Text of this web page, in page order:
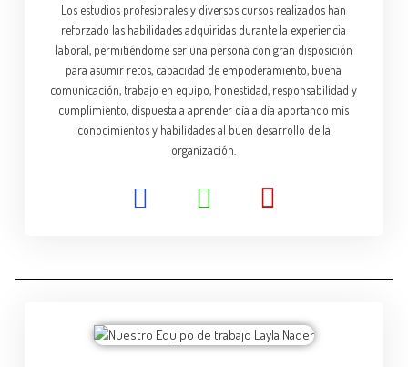
Los estudios profesionales y diversos cursos realizados han
reforzado las habilidades adquiridas durante la experiencia
laboral, permitiéndome ser una persona con gran disposición
para asumir retos, capacidad de empoderamiento, buena
comunicación, trabajo en equipo, honestidad, responsabilidad y
cumplimiento, dispuesta a aprender día a día aportando mis
conocimientos y habilidades al buen desarrollo de la
organización.